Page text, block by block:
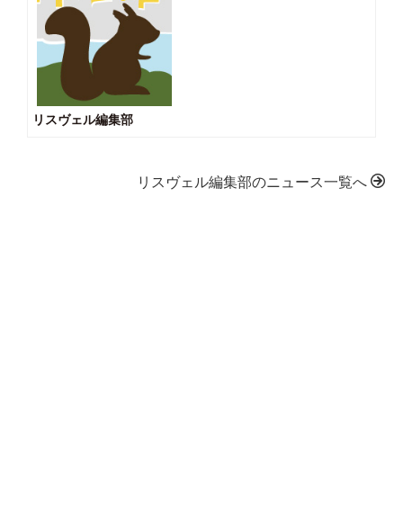
リスヴェル編集部
リスヴェル編集部のニュース一覧へ